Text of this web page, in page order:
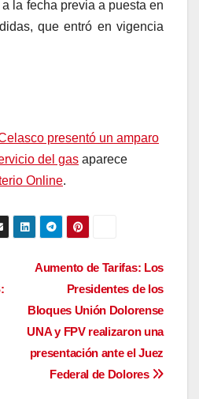
la fecha previa a puesta en
que entró en vigencia
presentó un amparo
del gas aparece
Online.
Aumento de Tarifas: Los
Presidentes de los
Bloques Unión Dolorense
UNA y FPV realizaron una
presentación ante el Juez
Federal de Dolores